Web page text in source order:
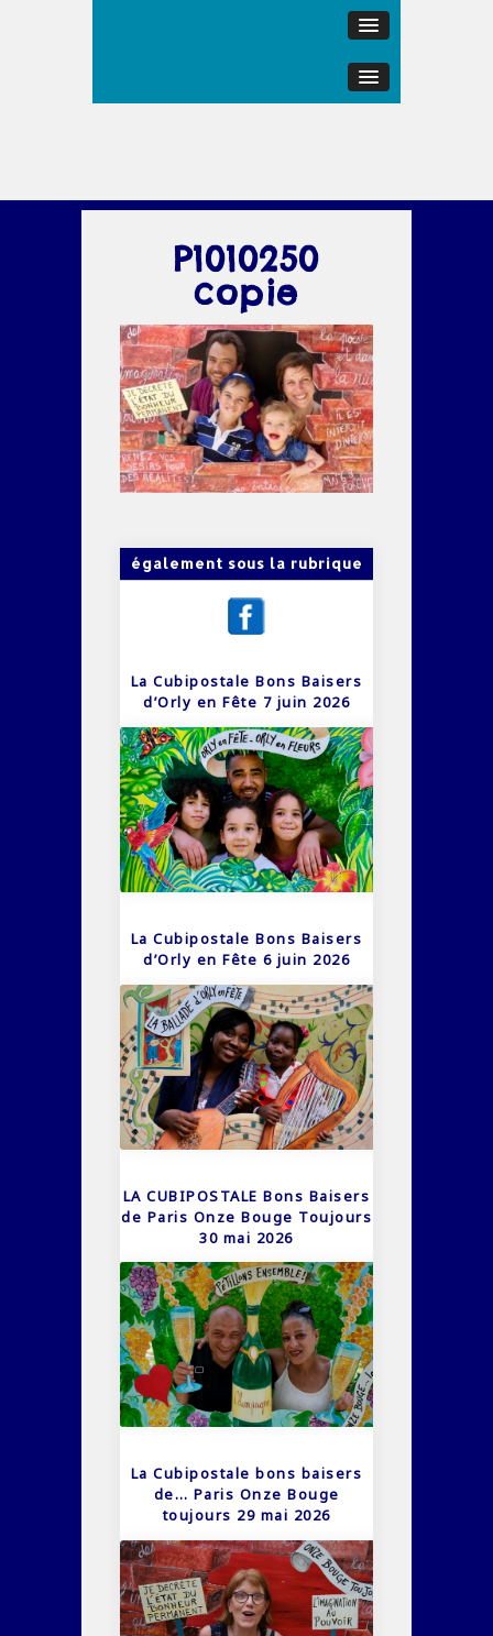
P1010250
copie
également sous la rubrique
La Cubipostale Bons Baisers
d’Orly en Fête 7 juin 2026
La Cubipostale Bons Baisers
d’Orly en Fête 6 juin 2026
LA CUBIPOSTALE Bons Baisers
de Paris Onze Bouge Toujours
30 mai 2026
La Cubipostale bons baisers
de… Paris Onze Bouge
toujours 29 mai 2026